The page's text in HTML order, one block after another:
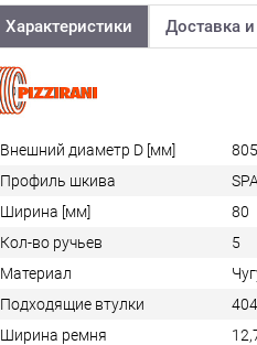
Характеристики Доставка
Внешний диаметр D [мм]
Профиль шкива
SPA
Ширина [мм]
80
Кол-во ручьев
5
Материал
Подходящие втулки
Ширина ремня